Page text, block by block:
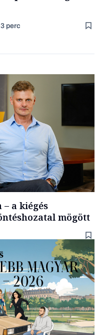
3 perc
a kiégés
mögött